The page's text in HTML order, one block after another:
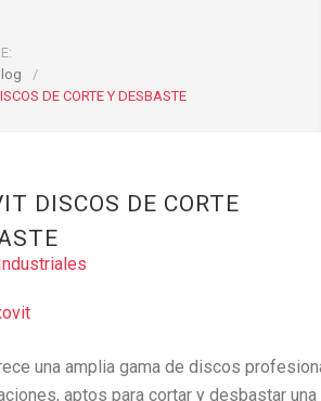
/
DE CORTE Y DESBASTE
DISCOS DE CORTE
una amplia gama de discos
aptos para cortar y desbastar una